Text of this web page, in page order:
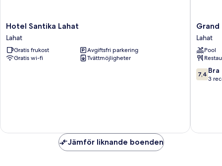
Hotel
Santika
Lahat
Lahat
Hotel Santika Lahat
Lahat
Gratis frukost
Avgiftsfri parkering
Gratis wi-fi
Tvättmöjligheter
Grand
Zuri
Lahat
Lahat
Grand
Lahat
Pool
7.4
av
7,4 Bra
3
Jämför liknande boenden